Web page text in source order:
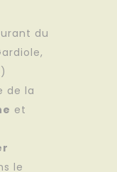
du
de la
et
le